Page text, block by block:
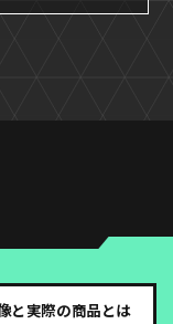
と実際の商品とは